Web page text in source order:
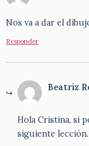
Nos va a dar el
Responder
Beatriz
Hola Cristina, si
siguiente lección.